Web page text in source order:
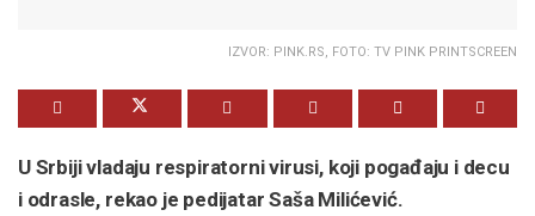
IZVOR: PINK.RS, FOTO: TV PINK PRINTSCREEN
U Srbiji vladaju respiratorni virusi, koji pogađaju i decu
i odrasle, rekao je pedijatar Saša Milićević.